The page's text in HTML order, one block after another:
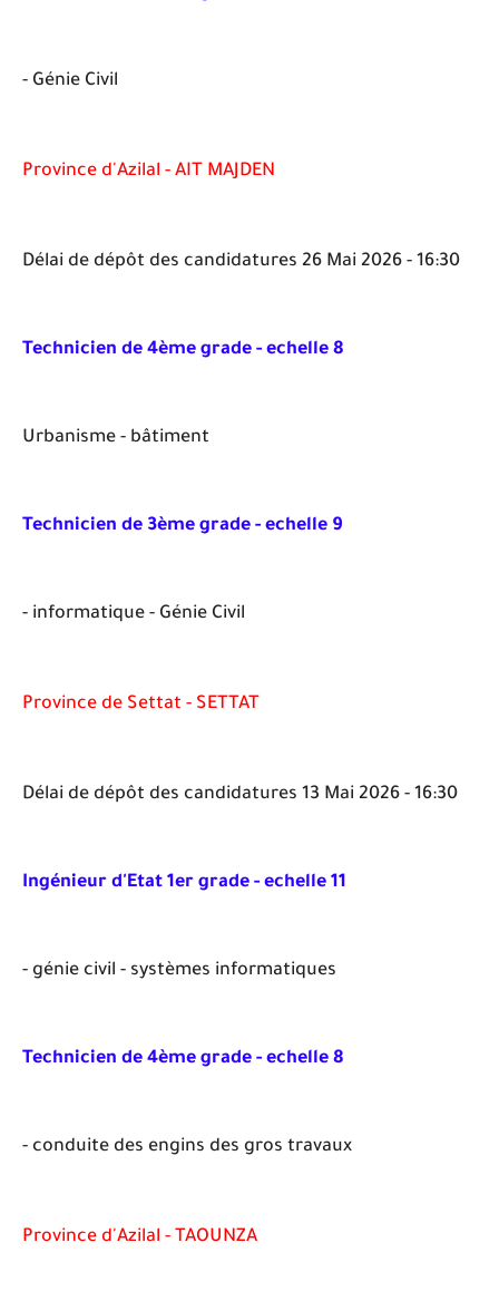
- Génie Civil
Province d'Azilal - AIT MAJDEN
Délai de dépôt des candidatures 26 Mai 2026 - 16:30
Technicien de 4ème grade - echelle 8
Urbanisme - bâtiment
Technicien de 3ème grade - echelle 9
- informatique - Génie Civil
Province de Settat - SETTAT
Délai de dépôt des candidatures 13 Mai 2026 - 16:30
Ingénieur d'Etat 1er grade - echelle 11
- génie civil - systèmes informatiques
Technicien de 4ème grade - echelle 8
- conduite des engins des gros travaux
Province d'Azilal - TAOUNZA